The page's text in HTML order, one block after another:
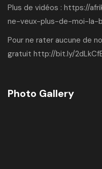
Plus de vidéos : https://
ne-veux-plus-de-moi-la-
Pour ne rater aucune de
gratuit http://bit.ly/
Photo Gallery